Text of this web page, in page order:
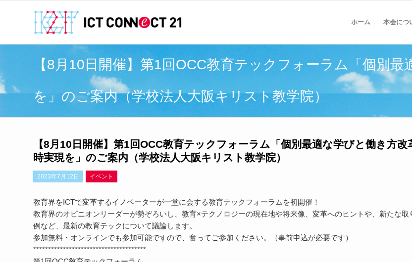
ホーム 本会につ
【8月10日開催】第1回OCC教育テックフォーラム「個別
を」のご案内（学校法人大阪キリスト教学院）
【8月10日開催】第1回OCC教育テックフォーラム「個別最適な学びと働き方改
時実現を」のご案内（学校法人大阪キリスト教学院）
2023年7月12日 イベント
教育界をICTで変革するイノベーターが一堂に会する教育テックフォーラムを初開催！
教育界のオピニオンリーダーが勢ぞろいし、教育×テクノロジーの現在地や将来像、変革へのヒントや、新たな取
例など、最新の教育テックについて議論します。
参加無料・オンラインでも参加可能ですので、奮ってご参加ください。（事前申込が必要です）
**************************************